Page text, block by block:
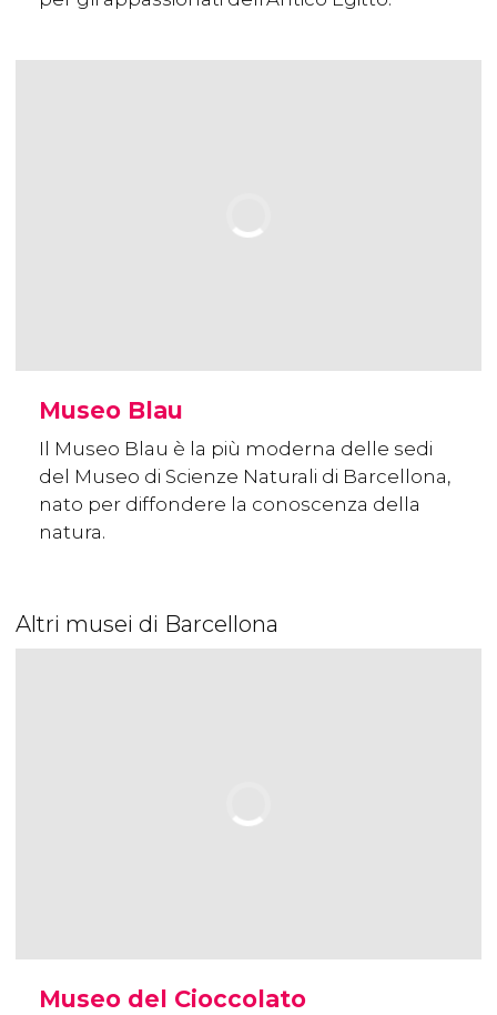
Museo Blau
Il Museo Blau è la più moderna delle sedi
del Museo di Scienze Naturali di Barcellona,
nato per diffondere la conoscenza della
natura.
Altri musei di Barcellona
Museo del Cioccolato